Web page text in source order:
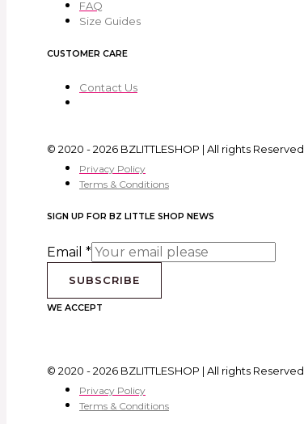
FAQ
Size Guides
CUSTOMER CARE
Contact Us
© 2020 - 2026 BZLITTLESHOP | All rights Reserved
Privacy Policy
Terms & Conditions
SIGN UP FOR BZ LITTLE SHOP NEWS
Email *
SUBSCRIBE
WE ACCEPT
© 2020 - 2026 BZLITTLESHOP | All rights Reserved
Privacy Policy
Terms & Conditions